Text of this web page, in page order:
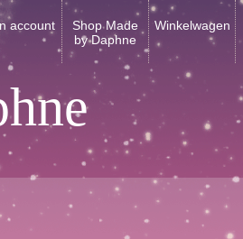
account
Shop Made
by Daphne
Winkelwagen